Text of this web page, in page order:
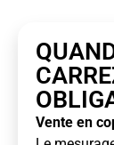
Vente en